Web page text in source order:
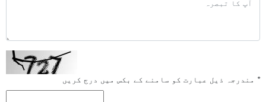
* مندرجہ ذیل عبارت کو سامنے کے بکس میں درج کریں